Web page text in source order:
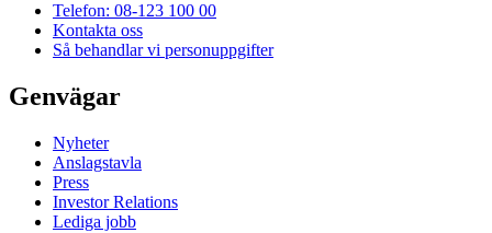
Telefon: 08-123 100 00
Kontakta oss
Så behandlar vi personuppgifter
Genvägar
Nyheter
Anslagstavla
Press
Investor Relations
Lediga jobb